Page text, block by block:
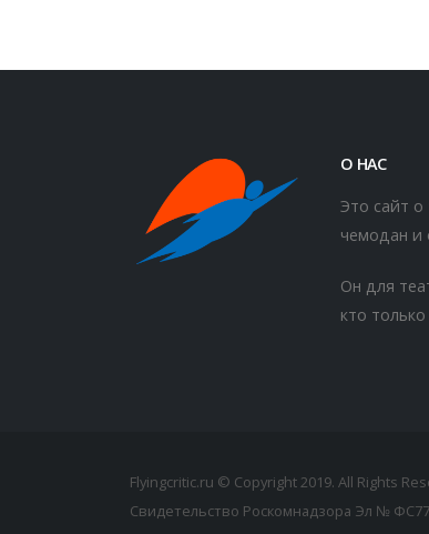
О НАС
Это сайт о
чемодан и
Он для
кто
Flyingcritic.ru © Copyright 2019. All Rights
Свидетельство Роскомнадзора Эл №